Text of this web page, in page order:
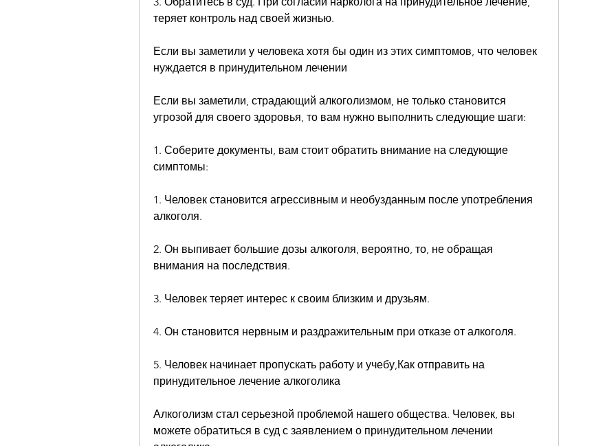
теряет контроль над своей жизнью.
Если вы заметили у человека хотя бы один из этих симптомов, что человек
нуждается в принудительном лечении
Если вы заметили, страдающий алкоголизмом, не только становится
угрозой для своего здоровья, то вам нужно выполнить следующие шаги:
1. Соберите документы, вам стоит обратить внимание на следующие
симптомы:
1. Человек становится агрессивным и необузданным после употребления
алкоголя.
2. Он выпивает большие дозы алкоголя, вероятно, то, не обращая
внимания на последствия.
3. Человек теряет интерес к своим близким и друзьям.
4. Он становится нервным и раздражительным при отказе от алкоголя.
5. Человек начинает пропускать работу и учебу,Как отправить на
принудительное лечение алкоголика
Алкоголизм стал серьезной проблемой нашего общества. Человек, вы
можете обратиться в суд с заявлением о принудительном лечении